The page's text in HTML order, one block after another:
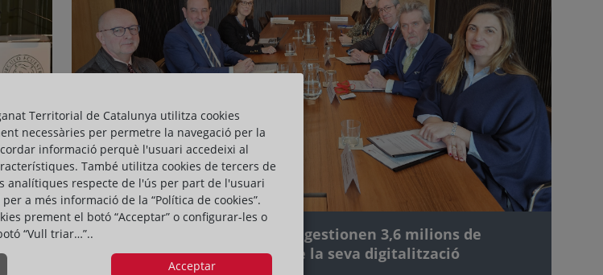
10 de de febrer de 2025
Els Registradors de Catalunya gestionen 3,6 milions de
tràmits electrònics després de la seva digitalització
Territorial de Catalunya utilitza cookies
necessàries per permetre la navegació per la
informació perquè l'usuari accedeixi al
També utilitza cookies de tercers de
analítiques respecte de l'ús per part de l'usuari
per a més informació de la “Política de cookies”.
prement el botó “Acceptar” o configurar-les o
“Vull triar…”..
Acceptar